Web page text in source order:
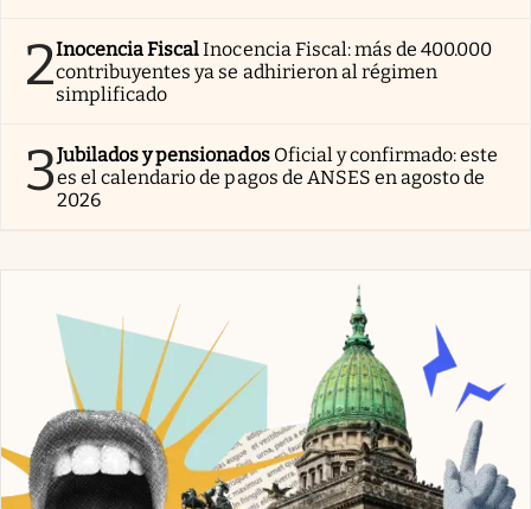
2Inocencia FiscalInocencia Fiscal: más de 400.000
contribuyentes ya se adhirieron al régimen
simplificado
3Jubilados y pensionados Oficial y confirmado: este
es el calendario de pagos de ANSES en agosto de
2026